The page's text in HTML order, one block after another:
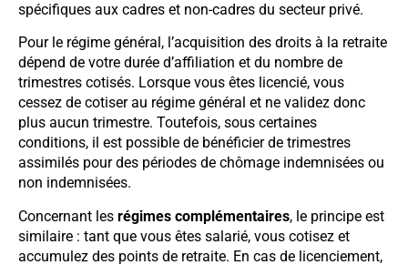
spécifiques aux cadres et non-cadres du secteur privé.
Pour le régime général, l’acquisition des droits à la retraite
dépend de votre durée d’affiliation et du nombre de
trimestres cotisés. Lorsque vous êtes licencié, vous
cessez de cotiser au régime général et ne validez donc
plus aucun trimestre. Toutefois, sous certaines
conditions, il est possible de bénéficier de trimestres
assimilés pour des périodes de chômage indemnisées ou
non indemnisées.
Concernant les régimes complémentaires, le principe est
similaire : tant que vous êtes salarié, vous cotisez et
accumulez des points de retraite. En cas de licenciement,